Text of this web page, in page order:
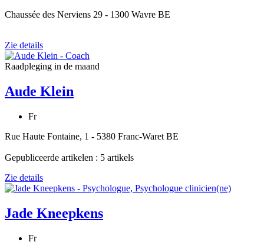
Chaussée des Nerviens 29 - 1300 Wavre BE
Zie details
Raadpleging in de maand
Aude Klein
Fr
Rue Haute Fontaine, 1 - 5380 Franc-Waret BE
Gepubliceerde artikelen : 5 artikels
Zie details
Jade Kneepkens
Fr